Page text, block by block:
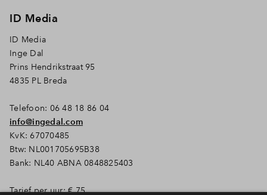
ID Media
ID Media
Inge Dal
Prins Hendrikstraat 95
4835 PL Breda
Telefoon: 06 48 18 86 04
info@ingedal.com
KvK: 67070485
Btw: NL001705695B38
Bank: NL40 ABNA 0848825403
Tarief per uur: € 75